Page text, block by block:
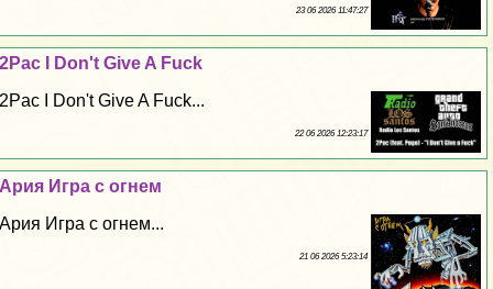
23 06 2026 11:47:27
2Pac I Don't Give A Fuck
2Pac I Don't Give A Fuck...
22 06 2026 12:23:17
Ария Игра с огнем
Ария Игра с огнем...
21 06 2026 5:23:14